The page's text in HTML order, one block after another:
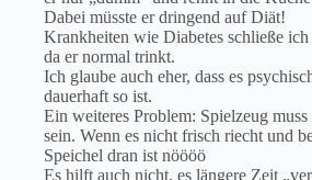
Dabei müsste er dringend auf Diät!
Krankheiten wie Diabetes schließe ich
da er normal trinkt.
Ich glaube auch eher, dass es
dauerhaft so ist.
Ein weiteres Problem: Spielzeug
sein. Wenn es nicht frisch riecht und
Speichel dran ist nöööö
Es hilft auch nicht, es längere Zeit